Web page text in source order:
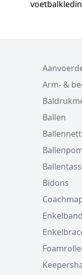
Arm- &
Ballen
Bidons